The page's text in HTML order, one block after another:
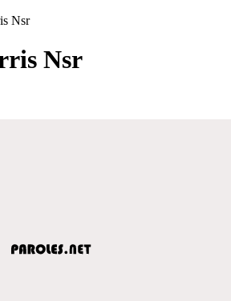
Nsr
Nsr